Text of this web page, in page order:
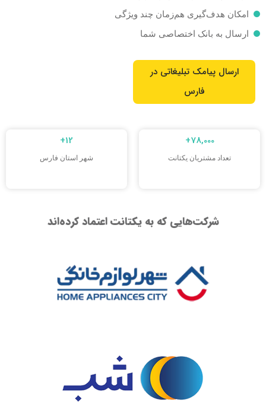
امکان هدف‌گیری هم‌زمان چند ویژگی
ارسال به بانک اختصاصی شما
ارسال پیامک تبلیغاتی در
فارس
تعداد مشتریان یکتانت​
78,000
+
شهر استان فارس
12
+
شرکت‌هایی که به یکتانت اعتماد کرده‌اند